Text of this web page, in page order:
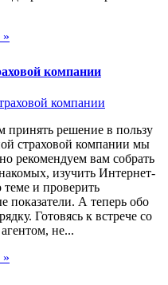
»
компании
принять решение в пользу
страховой компании мы
рекомендуем вам собрать
изучить Интернет-
теме и проверить
показатели. А теперь обо
Готовясь к встрече со
не...
»